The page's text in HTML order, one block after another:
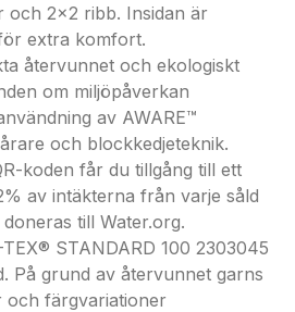
och 2x2 ribb. Insidan är
extra komfort.
återvunnet och ekologiskt
om miljöpåverkan
av AWARE™
och blockkedjeteknik.
koden får du tillgång till ett
av intäkterna från varje såld
till Water.org.
STANDARD 100 2303045
På grund av återvunnet garns
färgvariationer